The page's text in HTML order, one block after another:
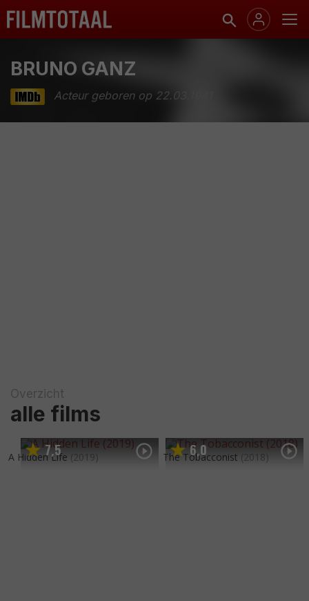
BRUNO GANZ
Acteur geboren op 22.03.1941
Overzicht
alle films
7,5
A Hidden Life (2019) 6,0
The Tobacconist (2018)